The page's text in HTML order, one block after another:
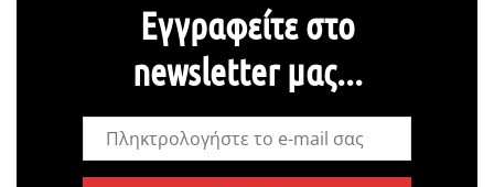
Εγγραφείτε στο
newsletter μας...